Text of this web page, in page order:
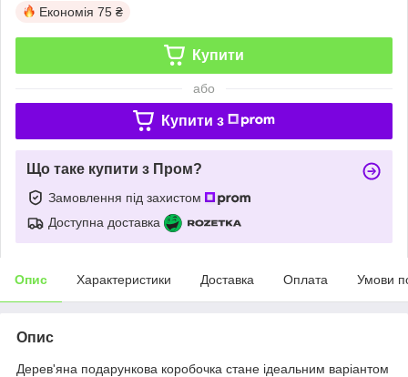
Економія 75 ₴
Купити
або
Купити з
Що таке купити з Пром?
Замовлення під захистом
Доступна доставка
Опис Характеристики Доставка Оплата Умови
Опис
Дерев'яна подарункова коробочка стане ідеальним варіантом